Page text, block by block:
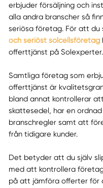
erbjuder försäljning och
alla andra branscher så
seriösa företag. För att du
och seriöst solcellsföretag
offerttjänst på Solexperter.
Samtliga företag som
offerttjänst är
bland annat kontrollerar
skattesedel, har en
branschregler samt att
från tidigare kunder.
Det betyder att du själv
med att kontrollera
på att jämföra offerter för